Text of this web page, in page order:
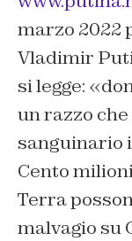
marzo 2022
Vladimir
si legge:
un razzo
sanguinario
Cento
Terra
malvagio su